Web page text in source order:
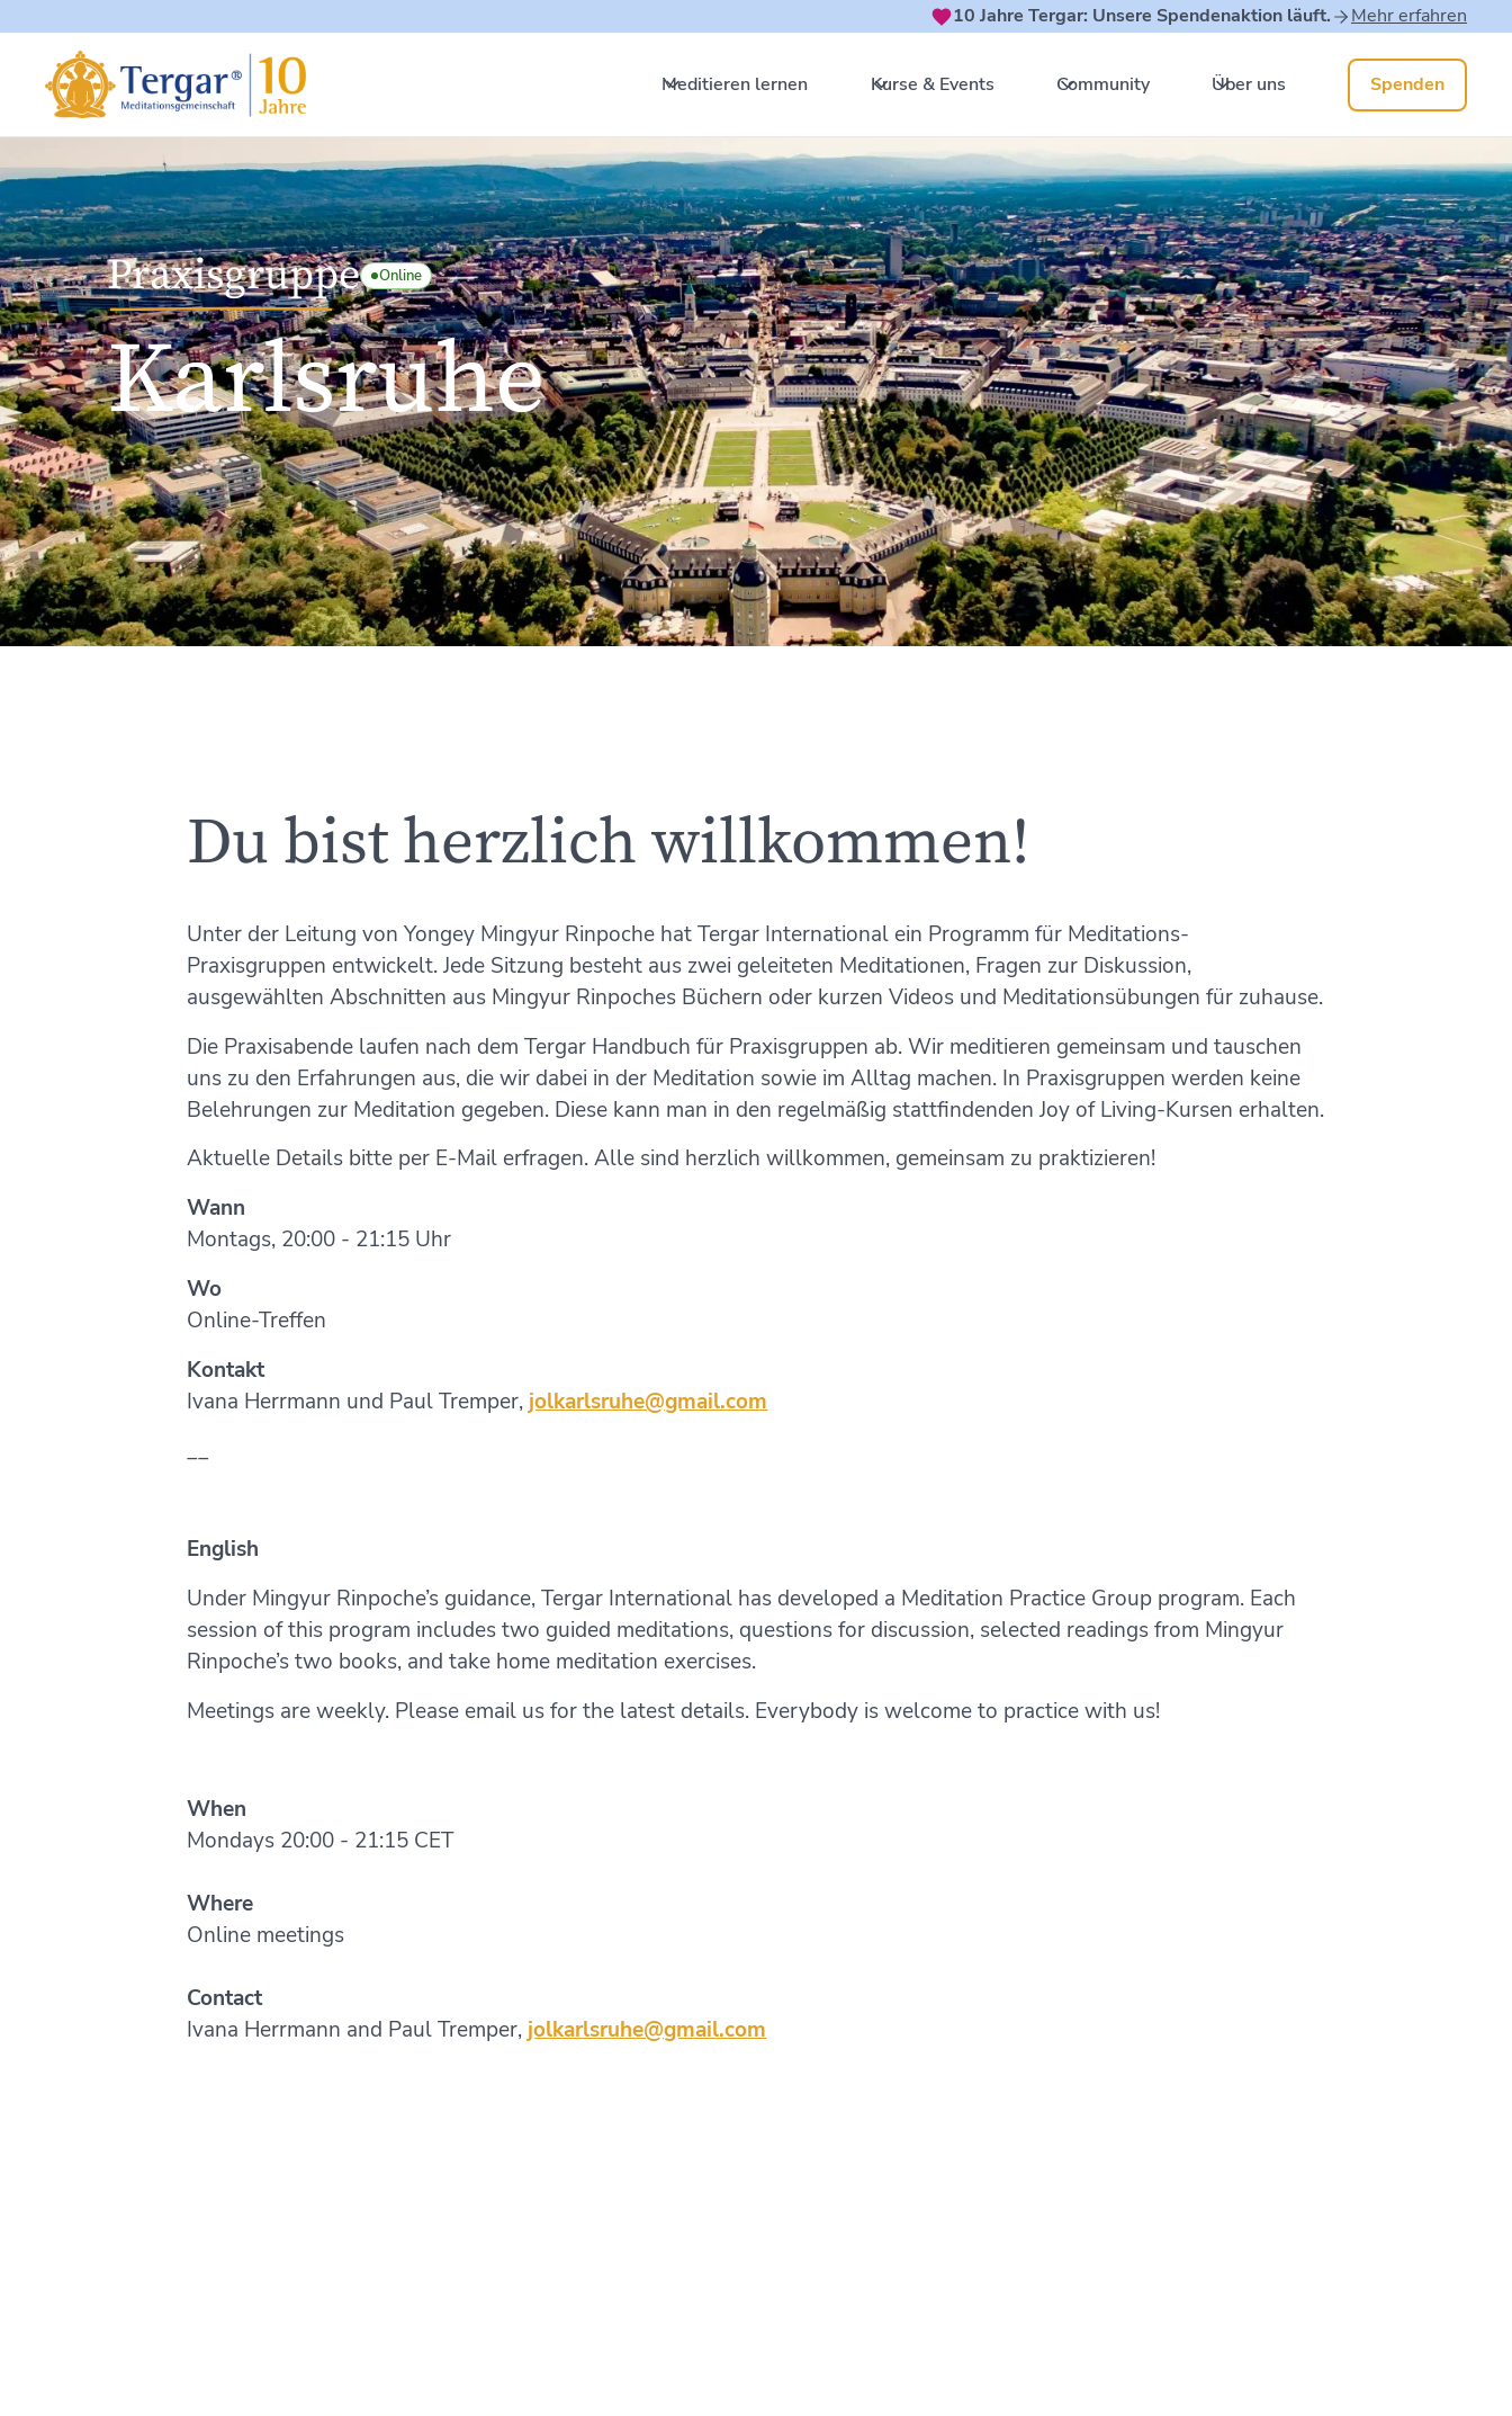
10 Jahre Tergar: Unsere Spendenaktion läuft. Mehr erfahren
Meditieren lernen Kurse & Events Community Über uns Spenden
Praxisgruppe Online
Karlsruhe
Du bist herzlich willkommen!
Unter der Leitung von Yongey Mingyur Rinpoche hat Tergar International ein Programm für Meditations-
Praxisgruppen entwickelt. Jede Sitzung besteht aus zwei geleiteten Meditationen, Fragen zur Diskussion,
ausgewählten Abschnitten aus Mingyur Rinpoches Büchern oder kurzen Videos und Meditationsübungen für zuhause.
Die Praxisabende laufen nach dem Tergar Handbuch für Praxisgruppen ab. Wir meditieren gemeinsam und tauschen
uns zu den Erfahrungen aus, die wir dabei in der Meditation sowie im Alltag machen. In Praxisgruppen werden keine
Belehrungen zur Meditation gegeben. Diese kann man in den regelmäßig stattfindenden Joy of Living-Kursen erhalten.
Aktuelle Details bitte per E-Mail erfragen. Alle sind herzlich willkommen, gemeinsam zu praktizieren!
Wann
Montags, 20:00 - 21:15 Uhr
Wo
Online-Treffen
Kontakt
Ivana Herrmann und Paul Tremper, jolkarlsruhe@gmail.com
__
English
Under Mingyur Rinpoche’s guidance, Tergar International has developed a Meditation Practice Group program. Each
session of this program includes two guided meditations, questions for discussion, selected readings from Mingyur
Rinpoche’s two books, and take home meditation exercises.
Meetings are weekly. Please email us for the latest details. Everybody is welcome to practice with us!
When
Mondays 20:00 - 21:15 CET
Where
Online meetings
Contact
Ivana Herrmann and Paul Tremper, jolkarlsruhe@gmail.com